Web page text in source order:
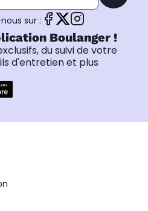
sur :
Boulanger !
du suivi de votre
d'entretien et plus